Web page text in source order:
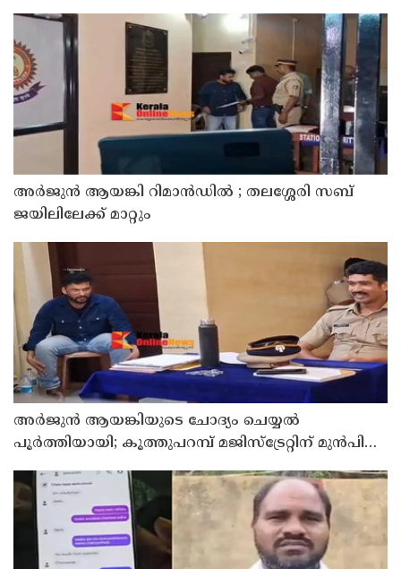
അര്‍ജുന്‍ ആയങ്കി റിമാന്‍ഡില്‍ ; തലശ്ശേരി സബ്
ജയിലിലേക്ക് മാറ്റും
അര്‍ജുന്‍ ആയങ്കിയുടെ ചോദ്യം ചെയ്യല്‍
പൂര്‍ത്തിയായി; കൂത്തുപറമ്പ് മജിസ്ട്രേറ്റിന് മുൻപില്‍